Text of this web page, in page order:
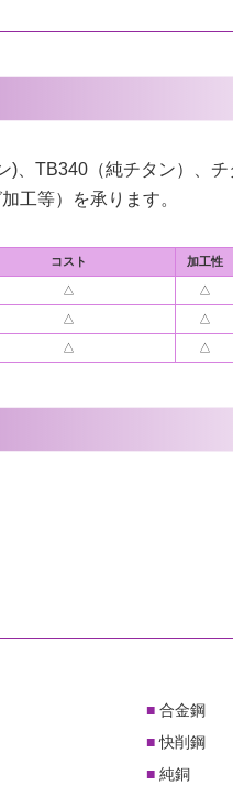
、TB340（純チタン）、
工等）を承ります。
コスト 加工性
△ △
△ △
△ △
合金鋼
快削鋼
純銅